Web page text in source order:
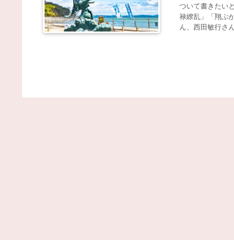
ついて書きたい
禄繚乱」「翔ぶ
ん、西田敏行さ